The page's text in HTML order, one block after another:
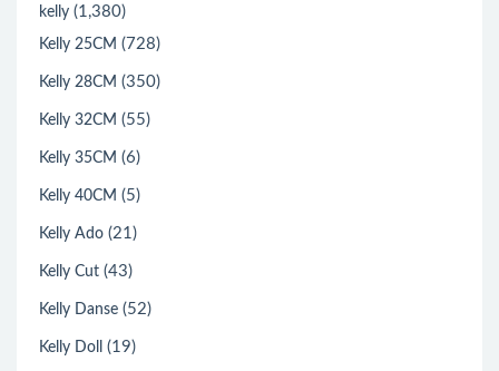
kelly (1,380)
Kelly 25CM (728)
Kelly 28CM (350)
Kelly 32CM (55)
Kelly 35CM (6)
Kelly 40CM (5)
Kelly Ado (21)
Kelly Cut (43)
Kelly Danse (52)
Kelly Doll (19)